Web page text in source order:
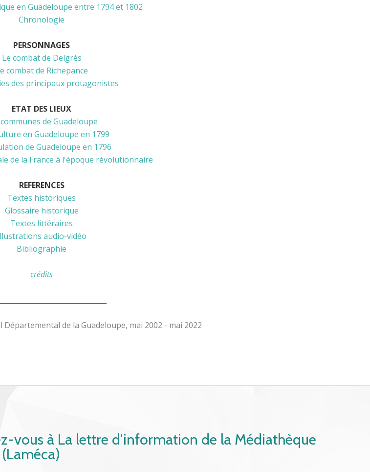
en Guadeloupe entre 1794 et 1802
Chronologie
PERSONNAGES
Le combat de Delgrès
combat de Richepance
des principaux protagonistes
ETAT DES LIEUX
de Guadeloupe
en Guadeloupe en 1799
de Guadeloupe en 1796
de la France à l'époque révolutionnaire
REFERENCES
Textes historiques
Glossaire historique
Textes littéraires
audio-vidéo
Bibliographie
crédits
de la Guadeloupe, mai 2002 - mai 2022
vous à La lettre d’information de la Médiathèque